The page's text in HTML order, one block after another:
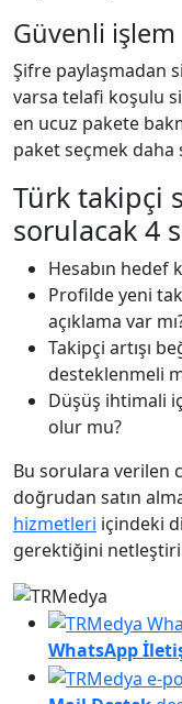
Güvenli
Şifre paylaşmadan
varsa telafi koşulu
en ucuz pakete
paket seçmek daha
Türk takipçi
sorulacak 4
Hesabın hedef
Profilde yeni
açıklama var
Takipçi artışı
desteklenmeli
Düşüş ihtimali
olur mu?
Bu sorulara verilen
doğrudan satın
hizmetleri içindeki
gerektiğini
WhatsApp